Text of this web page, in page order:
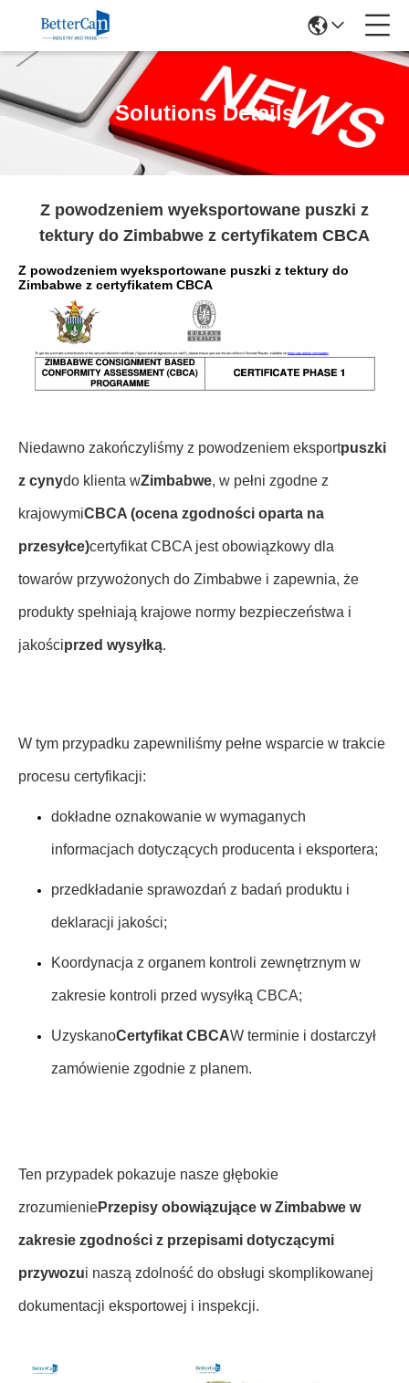
Solutions Details
Z powodzeniem wyeksportowane puszki z
tektury do Zimbabwe z certyfikatem CBCA
Z powodzeniem wyeksportowane puszki z tektury do
Zimbabwe z certyfikatem CBCA
Niedawno zakończyliśmy z powodzeniem eksportpuszki
z cynydo klienta wZimbabwe, w pełni zgodne z
krajowymiCBCA (ocena zgodności oparta na
przesyłce)certyfikat CBCA jest obowiązkowy dla
towarów przywożonych do Zimbabwe i zapewnia, że
produkty spełniają krajowe normy bezpieczeństwa i
jakościprzed wysyłką.
W tym przypadku zapewniliśmy pełne wsparcie w trakcie
procesu certyfikacji:
dokładne oznakowanie w wymaganych
informacjach dotyczących producenta i eksportera;
przedkładanie sprawozdań z badań produktu i
deklaracji jakości;
Koordynacja z organem kontroli zewnętrznym w
zakresie kontroli przed wysyłką CBCA;
UzyskanoCertyfikat CBCAW terminie i dostarczył
zamówienie zgodnie z planem.
Ten przypadek pokazuje nasze głębokie
zrozumieniePrzepisy obowiązujące w Zimbabwe w
zakresie zgodności z przepisami dotyczącymi
przywozui naszą zdolność do obsługi skomplikowanej
dokumentacji eksportowej i inspekcji.